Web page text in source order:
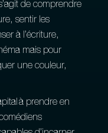
de comprendre
sentir les
à l’écriture,
mais pour
une couleur,
à prendre en